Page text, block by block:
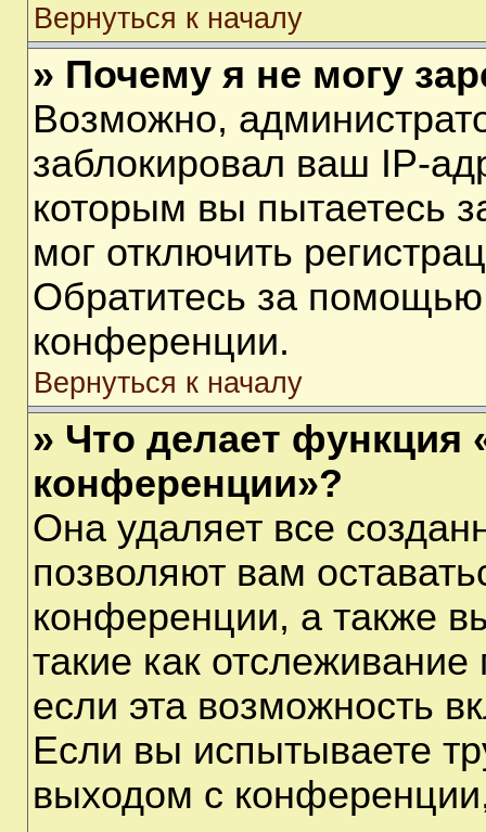
Вернуться к началу
» Почему я не могу
Возможно,
заблокировал ваш IP-
которым вы пытаетесь
мог отключить
Обратитесь за помощью
конференции.
Вернуться к началу
» Что делает функция
конференции»?
Она удаляет все
позволяют вам
конференции, а также
такие как
если эта возможность
Если вы испытываете
выходом с